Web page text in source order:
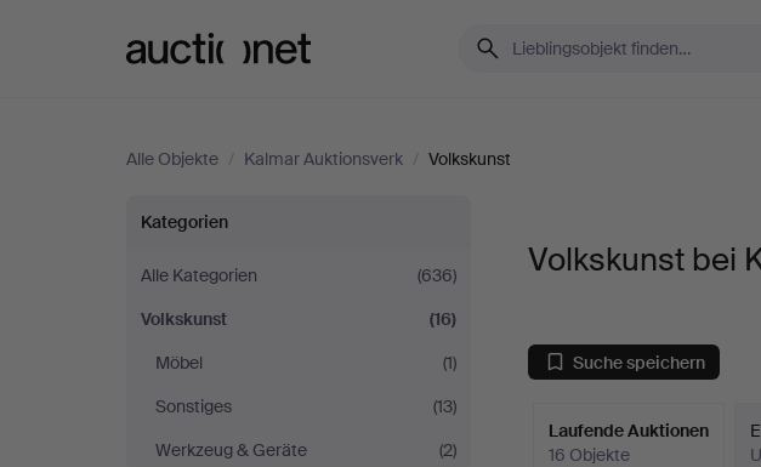
Alle Objekte / Kalmar Auktionsverk / Volkskunst
Volkskunst
bei
Kalmar
Auktionsverk
Kategorien
Alle Kategorien
(636)
Volkskunst
(16)
Möbel
(1)
Sonstiges
(13)
Werkzeug & Geräte
(2)
Volkskunst bei
Suche speichern
Laufende Auktionen
16 Objekte